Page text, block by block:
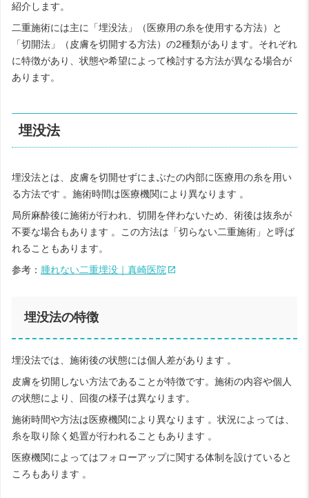
紹介します。
二重施術には主に「埋没法」（医療用の糸を使用する方法）と
「切開法」（皮膚を切開する方法）の2種類があります。それぞれ
に特徴があり、状態や希望によって検討する方法が異なる場合が
あります。
埋没法
埋没法とは、皮膚を切開せずにまぶたの内部に医療用の糸を用い
る方法です 。施術時間は医療機関により異なります 。
局所麻酔後に施術が行われ、切開を伴わないため、術後は抜糸が
不要な場合もあります 。この方法は「切らない二重施術」と呼ば
れることもあります。
参考： 腫れない二重埋没｜真崎医院
埋没法の特徴
埋没法では、施術後の状態には個人差があります 。
皮膚を切開しない方法であることが特徴です。施術の内容や個人
の状態により、回復の様子は異なります。
施術時間や方法は医療機関により異なります 。状況によっては、
糸を取り除く処置が行われることもあります 。
医療機関によってはフォローアップに関する体制を設けていると
ころもあります 。